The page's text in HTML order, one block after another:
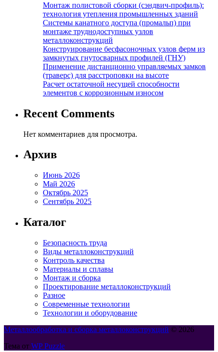
Монтаж полистовой сборки (сэндвич-профиль):
технология утепления промышленных зданий
Системы канатного доступа (промальп) при
монтаже труднодоступных узлов
металлоконструкций
Конструирование бесфасоночных узлов ферм из
замкнутых гнутосварных профилей (ГНУ)
Применение дистанционно управляемых замков
(траверс) для расстроповки на высоте
Расчет остаточной несущей способности
элементов с коррозионным износом
Recent Comments
Нет комментариев для просмотра.
Архив
Июнь 2026
Май 2026
Октябрь 2025
Сентябрь 2025
Каталог
Безопасность труда
Виды металлоконструкций
Контроль качества
Материалы и сплавы
Монтаж и сборка
Проектирование металлоконструкций
Разное
Современные технологии
Технологии и оборудование
Металлообработка и сборка металлоконструкций © 2026
Тема от WP Puzzle